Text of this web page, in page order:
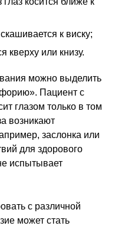
к виску;
кверху или книзу.
можно выделить
Пациент с
глазом только в том
возникают
заслонка или
для здорового
испытывает
с различной
может стать